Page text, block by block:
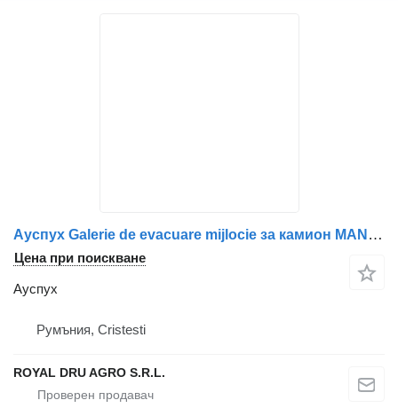
Ауспух Galerie de evacuare mijlocie за камион MAN 51081010714 / 51081013622
Цена при поискване
Ауспух
Румъния, Cristesti
ROYAL DRU AGRO S.R.L.